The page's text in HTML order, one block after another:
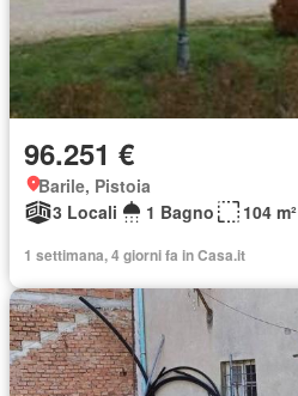
96.251 €
Barile, Pistoia
3 Locali
1 Bagno 104 m²
1 settimana, 4 giorni fa in Casa.it